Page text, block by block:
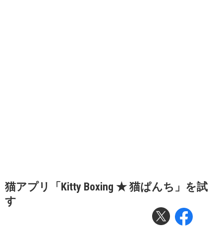
猫アプリ「Kitty Boxing ★ 猫ぱんち」を試
す